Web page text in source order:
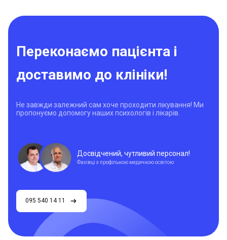
Переконаємо пацієнта і
доставимо до клініки!
Не завжди залежний сам хоче проходити лікування! Ми
пропонуємо допомогу наших психологів і лікарів.
Досвідчений, чутливий персонал!
Фахівці з профільною медичною освітою
095 540 14 11